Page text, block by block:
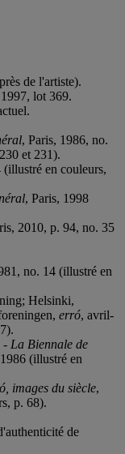
de l'artiste).
lot 369.
, Paris, 1986, no.
et 231).
(illustré en couleurs,
, Paris, 1998
2010, p. 94, no. 35
no. 14 (illustré en
Helsinki,
erró, avril-
- La Biennale de
(illustré en
images du siècle,
p. 68).
de